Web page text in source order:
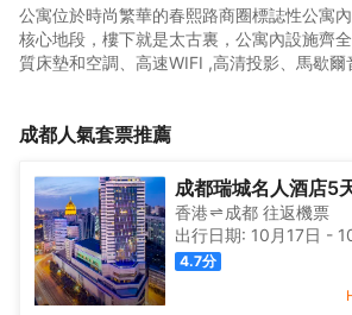
公寓位於時尚繁華的春熙路商圈標誌性公寓
核心地段，樓下就是太古裏，公寓內設施齊
質床墊和空調、高速WIFI ,高清投影、馬歇爾
波爐、電磁爐,廚房等各種生活電器滿足您的
皂、電吹風、一次性（拖鞋、牙刷、毛巾、梳
度景觀窗,緊鄰太古裏，坐擁宇宙中心的璀璨
光充沛。室內設計以歐式復古風格為主。精
飾和空中閣樓大床，為您帶來全新的入住體
WiFi,超大極米高清投影,馬歇爾藍牙音箱，中
乾機、微波爐、電磁爐,吹風機,廚房,獨立衞
滿足您的日常所需。另外還聘請了專業的打
公寓位於時尚繁華的春熙路商圈標誌性公寓
質床墊和空調、高速WIFI ,高清投影、馬歇爾
換,房間洗漱台和浴室配有洗手液、洗髮水、
皂、電吹風、一次性（拖鞋、牙刷、毛巾、
<br>【Overview概括】:公寓位於太古裏一
度景觀窗,緊鄰太古裏，坐擁宇宙中心的璀璨
光充沛。室內設計以歐式復古風格為主。精
飾和空中閣樓大床，為您帶來全新的入住體
成都人氣套票推薦
成都瑞城名人酒店5
香港 成都 往返機票
出行日期: 10月17日 -
4.7分